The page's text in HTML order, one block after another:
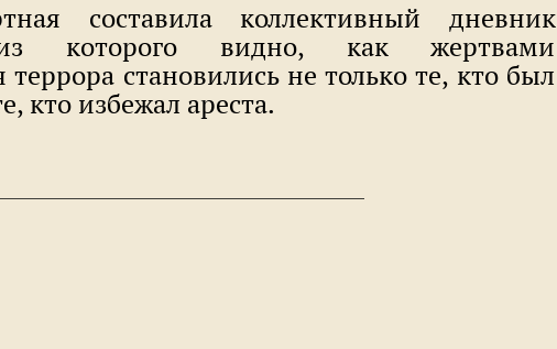
составила коллективный дневник
которого видно, как жертвами
террора становились не только те, кто был
кто избежал ареста.